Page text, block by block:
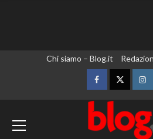
Chi siamo – Blog.it
FacebookTwitter